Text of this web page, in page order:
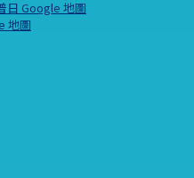
日 Google 地圖
地圖